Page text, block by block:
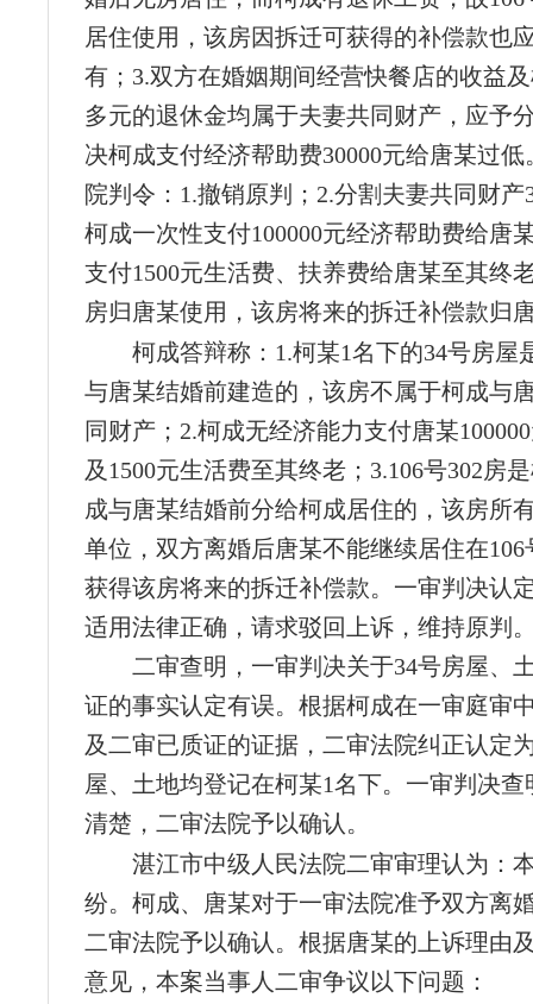
居住使用，该房因拆迁可获得的补偿款也
有；3.双方在婚姻期间经营快餐店的收益
多元的退休金均属于夫妻共同财产，应予
决柯成支付经济帮助费30000元给唐某过
院判令：1.撤销原判；2.分割夫妻共同财产
柯成一次性支付100000元经济帮助费给唐
支付1500元生活费、扶养费给唐某至其终
房归唐某使用，该房将来的拆迁补偿款归
柯成答辩称：1.柯某1名下的34号房屋
与唐某结婚前建造的，该房不属于柯成与
同财产；2.柯成无经济能力支付唐某
及1500元生活费至其终老；3.106号302房
成与唐某结婚前分给柯成居住的，该房所
单位，双方离婚后唐某不能继续居住在
获得该房将来的拆迁补偿款。一审判决认
适用法律正确，请求驳回上诉，维持原判
二审查明，一审判决关于34号房屋、
证的事实认定有误。根据柯成在一审庭审
及二审已质证的证据，二审法院纠正认定
屋、土地均登记在柯某1名下。一审判决
清楚，二审法院予以确认。
湛江市中级人民法院二审审理认为：
纷。柯成、唐某对于一审法院准予双方离
二审法院予以确认。根据唐某的上诉理由
意见，本案当事人二审争议以下问题：